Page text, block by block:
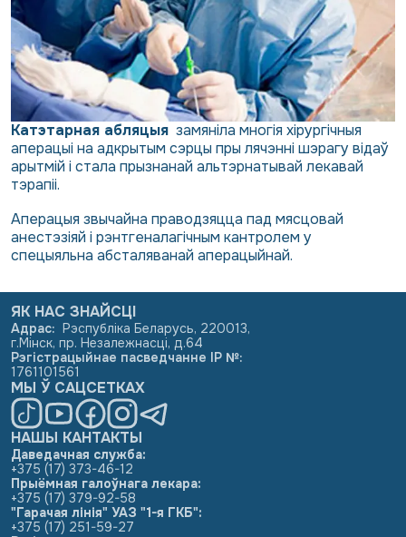
Катэтарная абляцыя замяніла многія хірургічныя
аперацыі на адкрытым сэрцы пры лячэнні шэрагу відаў
арытмій і стала прызнанай альтэрнатывай лекавай
тэрапіі.
Аперацыя звычайна праводзяцца пад мясцовай
анестэзіяй і рэнтгеналагічным кантролем у
спецыяльна абсталяванай аперацыйнай.
НАШЫ КАНТАКТЫ
Даведачная служба:
+375 (17) 373-46-12
Прыёмная галоўнага лекара:
+375 (17) 379-92-58
"Гарачая лінія" УАЗ "1-я ГКБ":
+375 (17) 251-59-27
ЯК НАС ЗНАЙСЦІ
Адрас: Рэспубліка Беларусь, 220013,
г.Мінск, пр. Незалежнасці, д.64
Рэгістрацыйнае пасведчанне ІР №:
1761101561
МЫ Ў САЦСЕТКАХ